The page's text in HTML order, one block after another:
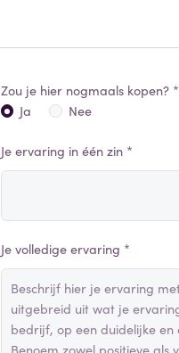
Zou je hier nogmaals kopen? *
Ja
Nee
Je ervaring in één zin *
Je volledige ervaring *